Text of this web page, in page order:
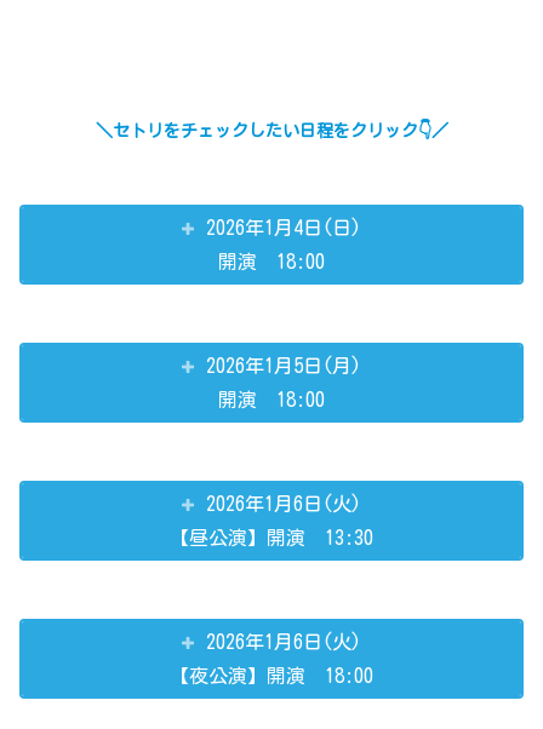
＼セトリをチェックしたい日程をクリック👇／
2026年1月4日(日)
開演 18:00
2026年1月5日(月)
開演 18:00
2026年1月6日(火)
【昼公演】開演 13:30
2026年1月6日(火)
【夜公演】開演 18:00